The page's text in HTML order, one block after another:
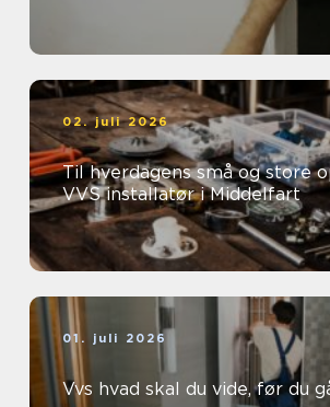
02. juli 2026
Til hverdagens små og store
VVS installatør i Middelfart
01. juli 2026
Vvs hvad skal du vide, før du